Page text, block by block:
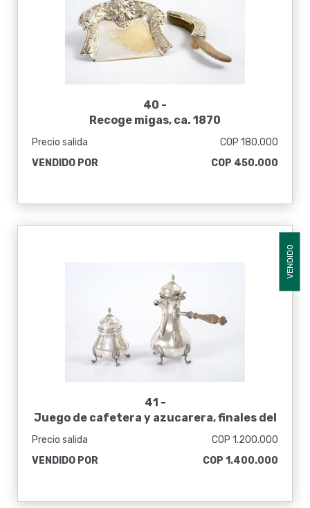
40 -
Recoge migas, ca. 1870
Precio salida
COP 180.000
VENDIDO POR
COP 450.000
VENDIDO
41 -
Juego de cafetera y azucarera, finales del
Precio salida
COP 1.200.000
VENDIDO POR
COP 1.400.000